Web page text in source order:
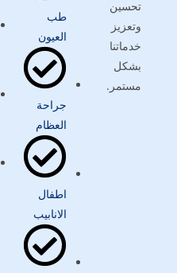
تحسين
وتعزيز
خدماتنا
بشكل
مستمر.
طب
العيون
جراحة
العظام
اطفال
الانابيب